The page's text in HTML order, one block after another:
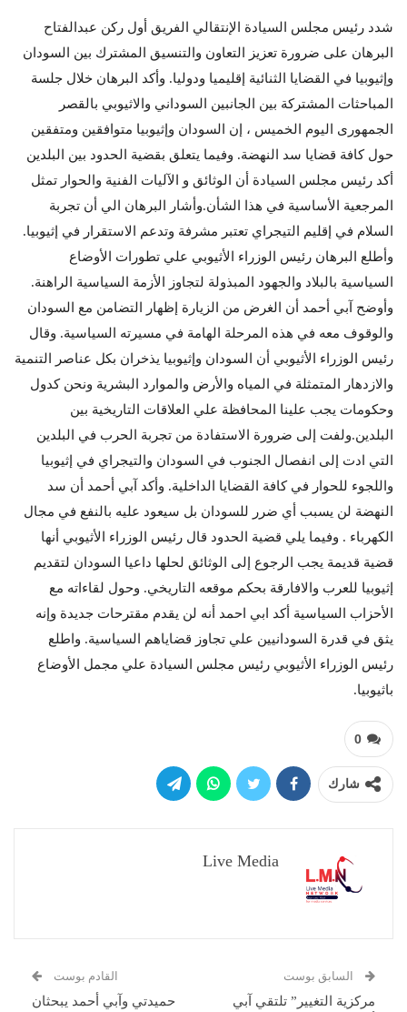
شدد رئيس مجلس السيادة الإنتقالي الفريق أول ركن عبدالفتاح
البرهان على ضرورة تعزيز التعاون والتنسيق المشترك بين السودان
وإثيوبيا في القضايا الثنائية إقليميا ودوليا. وأكد البرهان خلال جلسة
المباحثات المشتركة بين الجانبين السوداني والاثيوبي بالقصر
الجمهورى اليوم الخميس ، إن السودان وإثيوبيا متوافقين ومتفقين
حول كافة قضايا سد النهضة. وفيما يتعلق بقضية الحدود بين البلدين
أكد رئيس مجلس السيادة أن الوثائق و الآليات الفنية والحوار تمثل
المرجعية الأساسية في هذا الشأن.وأشار البرهان الي أن تجربة
السلام في إقليم التيجراي تعتبر مشرفة وتدعم الاستقرار في إثيوبيا.
وأطلع البرهان رئيس الوزراء الأثيوبي علي تطورات الأوضاع
السياسية بالبلاد والجهود المبذولة لتجاوز الأزمة السياسية الراهنة.
وأوضح آبي أحمد أن الغرض من الزيارة إظهار التضامن مع السودان
والوقوف معه في هذه المرحلة الهامة في مسيرته السياسية. وقال
رئيس الوزراء الأثيوبي أن السودان وإثيوبيا يذخران بكل عناصر التنمية
والازدهار المتمثلة في المياه والأرض والموارد البشرية ونحن كدول
وحكومات يجب علينا المحافظة علي العلاقات التاريخية بين
البلدين.ولفت إلى ضرورة الاستفادة من تجربة الحرب في البلدين
التي ادت إلى انفصال الجنوب في السودان والتيجراي في إثيوبيا
واللجوء للحوار في كافة القضايا الداخلية. وأكد آبي أحمد أن سد
النهضة لن يسبب أي ضرر للسودان بل سيعود عليه بالنفع في مجال
الكهرباء . وفيما يلي قضية الحدود قال رئيس الوزراء الأثيوبي أنها
قضية قديمة يجب الرجوع إلى الوثائق لحلها داعيا السودان لتقديم
إثيوبيا للعرب والافارقة بحكم موقعه التاريخي. وحول لقاءاته مع
الأحزاب السياسية أكد ابي احمد أنه لن يقدم مقترحات جديدة وإنه
يثق في قدرة السودانيين علي تجاوز قضاياهم السياسية. واطلع
رئيس الوزراء الأثيوبي رئيس مجلس السيادة علي مجمل الأوضاع
باثيوبيا.
0
شارك
Live Media
السابق بوست
مركزية التغيير” تلتقي آبي
القادم بوست
حميدتي وآبي أحمد يبحثان